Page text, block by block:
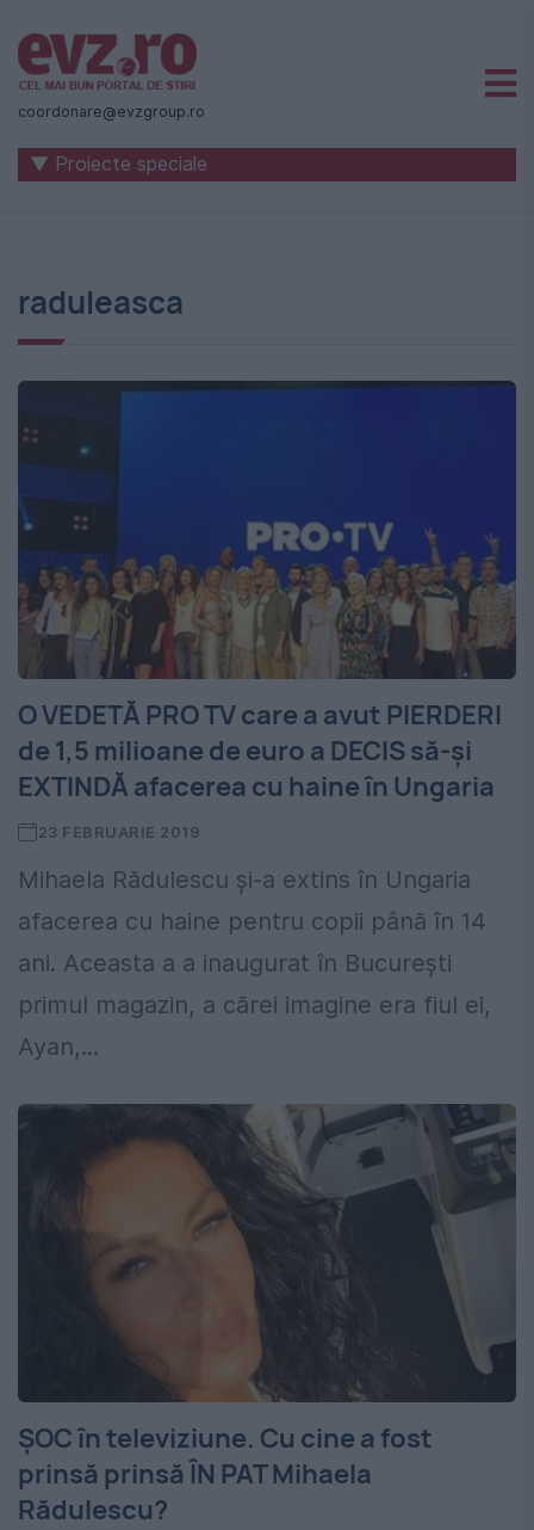
Știri
naționale
internaționale
-
Evenimentul
Zilei
coordonare@evzgroup.ro
▼ Proiecte speciale
raduleasca
O VEDETĂ PRO TV care a avut PIERDERI
de 1,5 milioane de euro a DECIS să-și
EXTINDĂ afacerea cu haine în Ungaria
23 FEBRUARIE 2019
Mihaela Rădulescu şi-a extins în Ungaria
afacerea cu haine pentru copii până în 14
ani. Aceasta a a inaugurat în București
primul magazin, a cărei imagine era fiul ei,
Ayan,...
ȘOC în televiziune. Cu cine a fost
prinsă prinsă ÎN PAT Mihaela
Rădulescu?